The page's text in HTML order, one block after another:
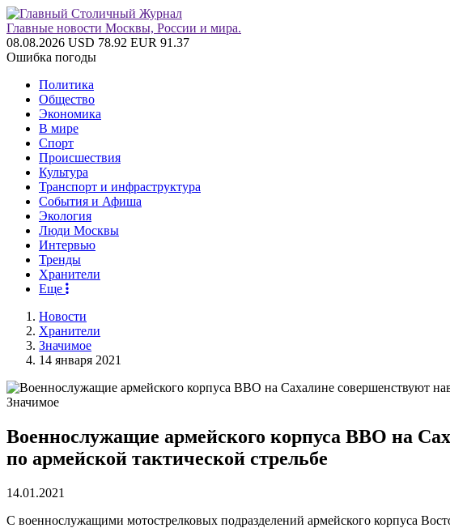
Главные новости Москвы, России и мира.
08.08.2026 USD 78.92 EUR 91.37
Ошибка погоды
Политика
Общество
Экономика
В мире
Спорт
Происшествия
Культура
Транспорт и инфраструктура
События и Афиша
Экология
Люди Москвы
Интервью
Тренды
Хранители
Еще
Новости
Хранители
Значимое
14 января 2021
Значимое
Военнослужащие армейского корпуса ВВО на
по армейской тактической стрельбе
14.01.2021
С военнослужащими мотострелковых подразделений армейского корпуса